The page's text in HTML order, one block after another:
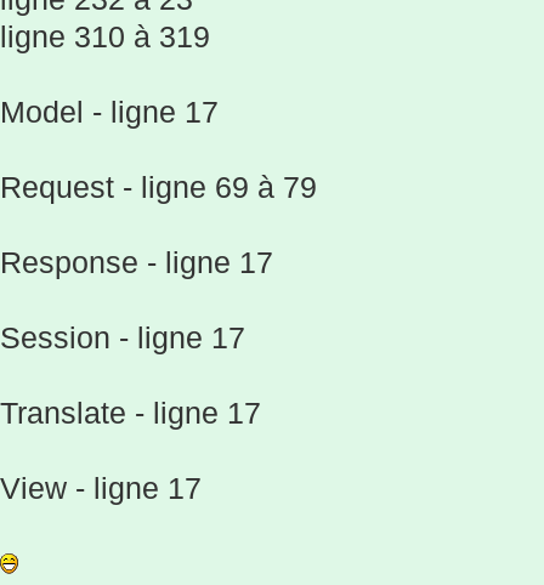
ligne 310 à 319
Model - ligne 17
Request - ligne 69 à 79
Response - ligne 17
Session - ligne 17
Translate - ligne 17
View - ligne 17